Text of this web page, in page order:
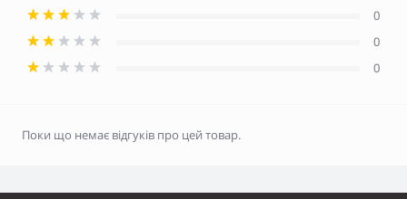
0
0
0
Поки що немає відгуків про цей товар.